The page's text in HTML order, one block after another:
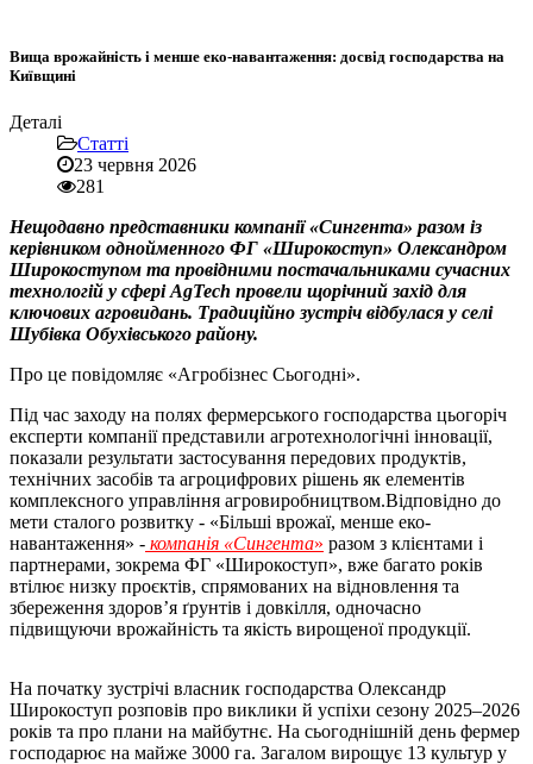
Вища врожайність і менше еко-навантаження: досвід господарства на
Київщині
Деталі
Статті
23 червня 2026
281
Нещодавно представники компанії «Сингента» разом із
керівником однойменного ФГ «Широкоступ» Олександром
Широкоступом та провідними постачальниками сучасних
технологій у сфері AgTech провели щорічний захід для
ключових агровидань. Традиційно зустріч відбулася у селі
Шубівка Обухівського району.
Про це повідомляє «Агробізнес Сьогодні».
Під час заходу на полях фермерського господарства цьогоріч
експерти компанії представили агротехнологічні інновації,
показали результати застосування передових продуктів,
технічних засобів та агроцифрових рішень як елементів
комплексного управління агровиробництвом.Відповідно до
мети сталого розвитку - «Більші врожаї, менше еко-
навантаження» - компанія «Сингента» разом з клієнтами і
партнерами, зокрема ФГ «Широкоступ», вже багато років
втілює низку проєктів, спрямованих на відновлення та
збереження здоров’я ґрунтів і довкілля, одночасно
підвищуючи врожайність та якість вирощеної продукції.
На початку зустрічі власник господарства Олександр
Широкоступ розповів про виклики й успіхи сезону 2025–2026
років та про плани на майбутнє. На сьогоднішній день фермер
господарює на майже 3000 га. Загалом вирощує 13 культур у